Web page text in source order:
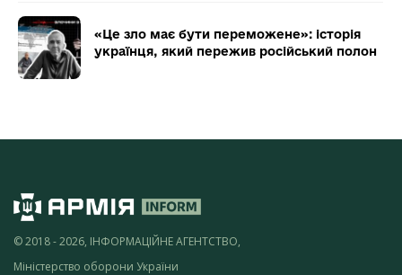
«Це зло має бути переможене»: історія
українця, який пережив російський полон
© 2018 - 2026, ІНФОРМАЦІЙНЕ АГЕНТСТВО,
Міністерство оборони України